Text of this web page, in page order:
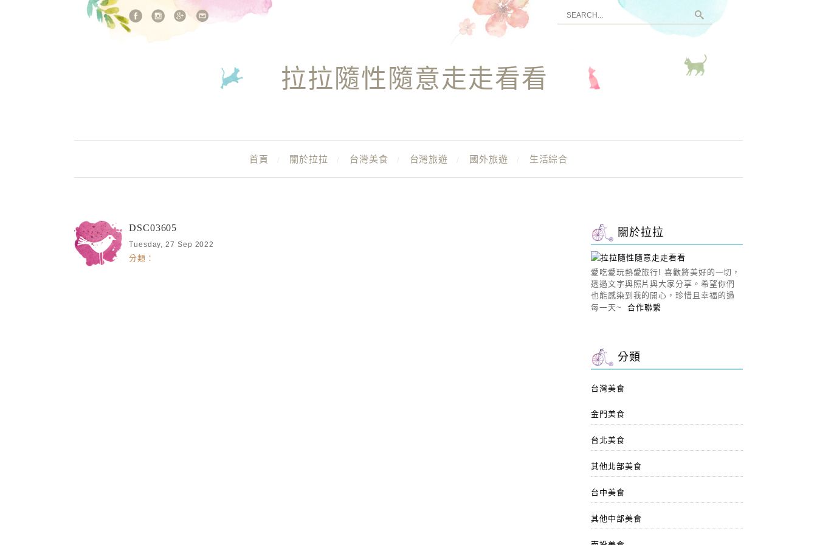
站內搜尋
拉拉隨性隨意走走看看
首頁 關於拉拉 台灣美食 台灣旅遊 國外旅遊 生活綜合
DSC03605
Tuesday, 27 Sep 2022
分類：
關於拉拉
愛吃愛玩熱愛旅行! 喜歡將美好的一切，
透過文字與照片與大家分享。希望你們
也能感染到我的開心，珍惜且幸福的過
每一天~合作聯繫
分類
台灣美食
金門美食
台北美食
其他北部美食
台中美食
其他中部美食